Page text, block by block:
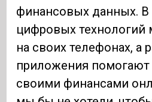
финансовых данных.
цифровых
на своих телефонах, а
приложения помогают
своими финансами